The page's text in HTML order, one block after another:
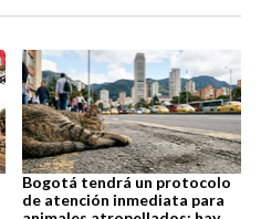
Bogotá tendrá un protocolo
de atención inmediata para